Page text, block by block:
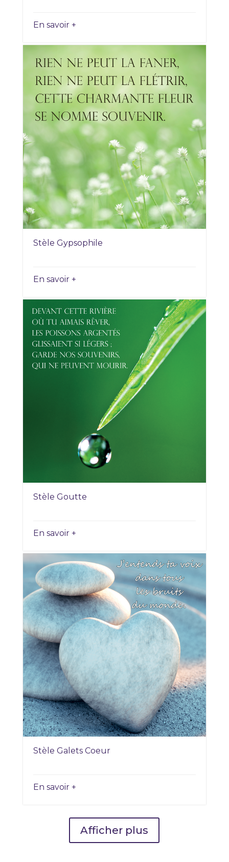
En savoir +
Stèle Gypsophile
En savoir +
Stèle Goutte
En savoir +
Stèle Galets Coeur
En savoir +
Afficher plus